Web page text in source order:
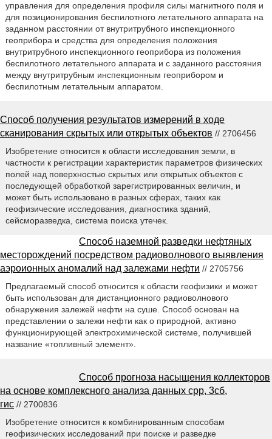
управления для определения профиля силы магнитного поля и
для позиционирования беспилотного летательного аппарата на
заданном расстоянии от внутритрубного инспекционного
геоприбора и средства для определения положения
внутритрубного инспекционного геоприбора из положения
беспилотного летательного аппарата и с заданного расстояния
между внутритрубным инспекционным геоприбором и
беспилотным летательным аппаратом.
Способ получения результатов измерений в ходе
сканирования скрытых или открытых объектов // 2706456
Изобретение относится к области исследования земли, в
частности к регистрации характеристик параметров физических
полей над поверхностью скрытых или открытых объектов с
последующей обработкой зарегистрированных величин, и
может быть использовано в разных сферах, таких как
геофизические исследования, диагностика зданий,
сейсморазведка, система поиска утечек.
Способ наземной разведки нефтяных
месторождений посредством радиоволнового выявления
аэроионных аномалий над залежами нефти // 2705756
Предлагаемый способ относится к области геофизики и может
быть использован для дистанционного радиоволнового
обнаружения залежей нефти на суше. Способ основан на
представлении о залежи нефти как о природной, активно
функционирующей электрохимической системе, получившей
название «топливный элемент».
Способ прогноза насыщения коллекторов
на основе комплексного анализа данных срр, 3сб,
гис // 2700836
Изобретение относится к комбинированным способам
геофизических исследований при поиске и разведке